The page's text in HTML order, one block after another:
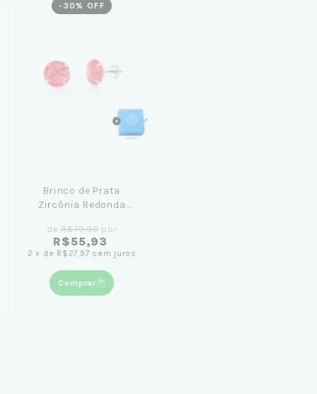
- 30 % OFF
Brinco de Prata
Zircônia Redonda
deR$79,90por
R$55,93
2 x de R$27,97 sem juros
Comprar